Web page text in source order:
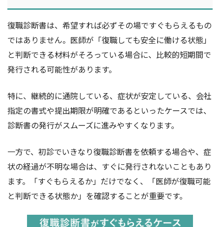
復職診断書は、希望すれば必ずその場ですぐもらえるもの
ではありません。医師が「復職しても安全に働ける状態」
と判断できる材料がそろっている場合に、比較的短期間で
発行される可能性があります。
特に、継続的に通院している、症状が安定している、会社
指定の書式や提出期限が明確であるといったケースでは、
診断書の発行がスムーズに進みやすくなります。
一方で、初診でいきなり復職診断書を依頼する場合や、症
状の経過が不明な場合は、すぐに発行されないこともあり
ます。「すぐもらえるか」だけでなく、「医師が復職可能
と判断できる状態か」を確認することが重要です。